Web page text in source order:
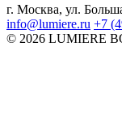
г. Москва, ул.
info@lumiere.ru +7
© 2026 LUMIERE